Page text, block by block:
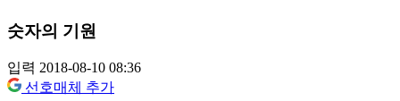
숫자의 기원
입력 2018-08-10 08:36
선호매체 추가